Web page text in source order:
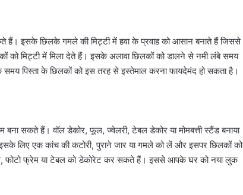
हैं। इसके छिलके गमले की मिट्टी में हवा के प्रवाह को आसान बनाते हैं जिससे
को मिट्टी में मिला देते हैं। इसके अलावा छिलकों को डालने से नमी लंबे समय
समय पिस्ता के छिलकों को इस तरह से इस्तेमाल करना फायदेमंद हो सकता है।
सकते हैं। वॉल डेकोर, फूल, ज्वेलरी, टेबल डेकोर या मोमबत्ती स्टैंड बनाया
लिए एक कांच की कटोरी, पुराने जार या गमले को लें और इसपर छिलकों को
फोटो फ्रेम या टेबल को डेकोरेट कर सकते हैं। इससे आपके घर को नया लुक